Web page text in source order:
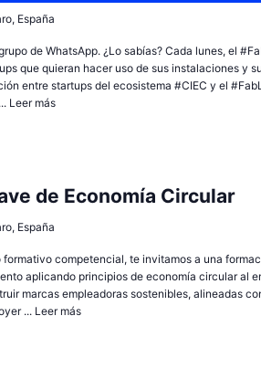
España
de WhatsApp. ¿Lo sabías? Cada lunes, el
que quieran hacer uso de sus instalaciones y su
entre startups del ecosistema #CIEC y el
Leer más
de Economía Circular
España
competencial, te invitamos a una
aplicando principios de economía circular al
marcas empleadoras sostenibles, alineadas
... Leer más